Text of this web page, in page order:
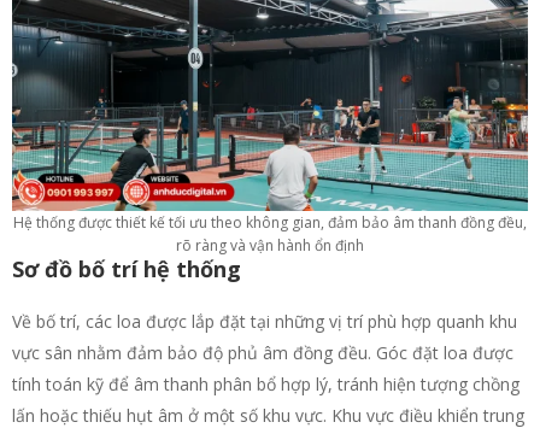
Hệ thống được thiết kế tối ưu theo không gian, đảm bảo âm thanh đồng đều,
rõ ràng và vận hành ổn định
Sơ đồ bố trí hệ thống
Về bố trí, các loa được lắp đặt tại những vị trí phù hợp quanh khu
vực sân nhằm đảm bảo độ phủ âm đồng đều. Góc đặt loa được
tính toán kỹ để âm thanh phân bổ hợp lý, tránh hiện tượng chồng
lấn hoặc thiếu hụt âm ở một số khu vực. Khu vực điều khiển trung